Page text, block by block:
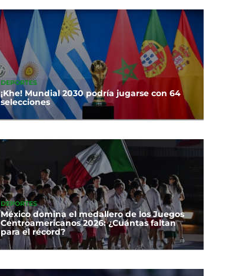
DEPORTES
¡Khe! Mundial 2030 podría jugarse con 64
selecciones
DEPORTES
México domina el medallero de los Juegos
Centroamericanos 2026: ¿Cuántas faltan
para el récord?